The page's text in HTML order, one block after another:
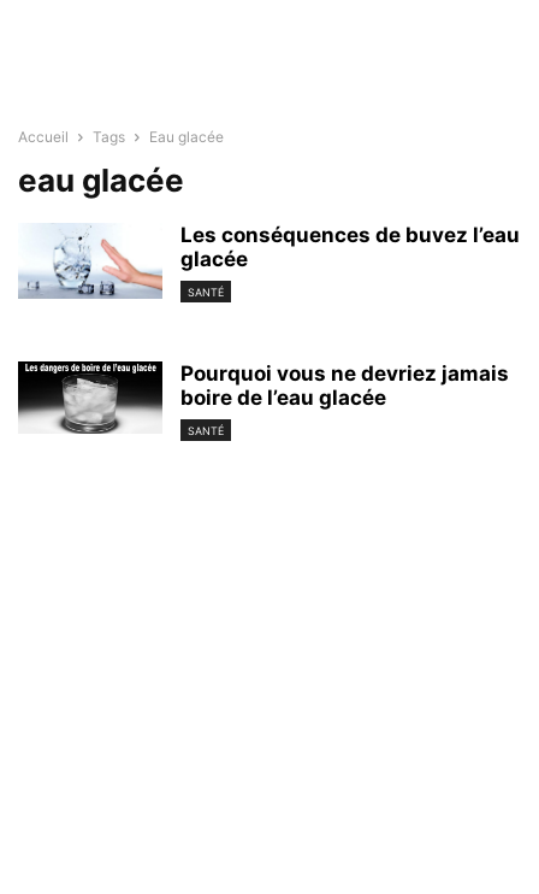
Accueil Tags Eau glacée
eau glacée
Les conséquences de buvez l’eau
glacée
SANTÉ
Pourquoi vous ne devriez jamais
boire de l’eau glacée
SANTÉ